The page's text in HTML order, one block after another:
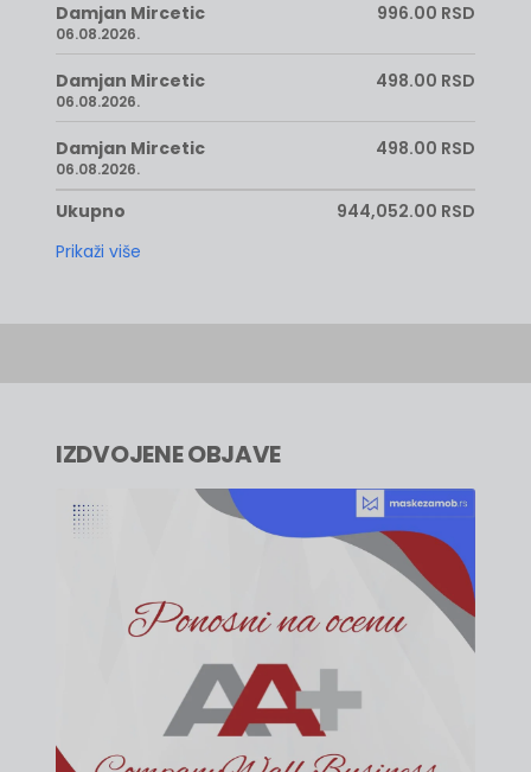
Damjan Mircetic
06.08.2026.
996.00 RSD
Damjan Mircetic
06.08.2026.
498.00 RSD
Damjan Mircetic
06.08.2026.
498.00 RSD
Ukupno
944,052.00 RSD
Prikaži više
IZDVOJENE OBJAVE